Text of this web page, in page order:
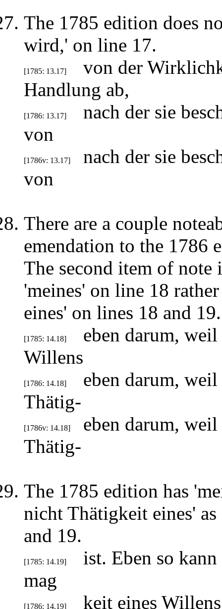
The 1785 edition does
wird,' on line 17.
[1785: 13.17]
von der
Handlung ab,
[1786: 13.17]
nach der sie
von
[1786v: 13.17]
nach der sie
von
There are a couple
emendation to the 1786
The second item of note
'meines' on line 18
eines' on lines 18 and 19.
[1785: 14.18]
eben darum,
Willens
[1786: 14.18]
eben darum,
Thätig-
[1786v: 14.18]
eben darum,
Thätig-
The 1785 edition has
nicht Thätigkeit eines'
and 19.
[1785: 14.19]
ist. Eben so
mag
[1786: 14.19] keit eines